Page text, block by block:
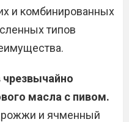
и комбинированных
типов
масла с пивом.
и ячменный